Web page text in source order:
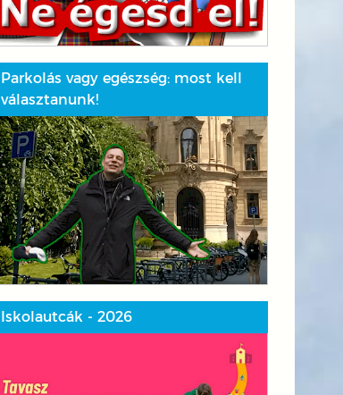
Parkolás vagy egészség: most kell
választanunk!
Iskolautcák - 2026